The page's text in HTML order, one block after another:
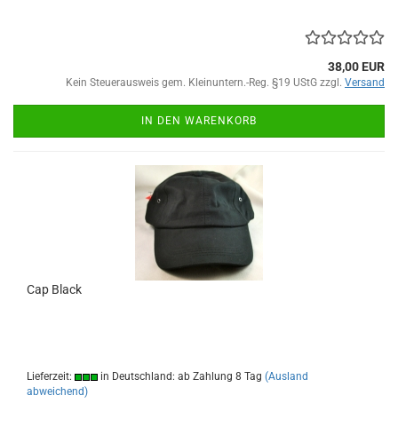
38,00 EUR
Kein Steuerausweis gem. Kleinuntern.-Reg. §19 UStG zzgl. Versand
IN DEN WARENKORB
Cap Black
Lieferzeit: in Deutschland: ab Zahlung 8 Tag (Ausland
abweichend)